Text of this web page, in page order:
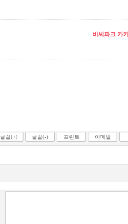
비씨파크 카
글꼴(+) 글꼴(-) 프린트 이메일